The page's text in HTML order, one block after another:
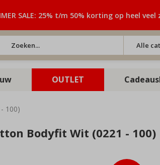
Alle
SALE: 25% t/m 50% korting op heel
OUTLET
100)
Bodyfit Wit (0221 - 100)